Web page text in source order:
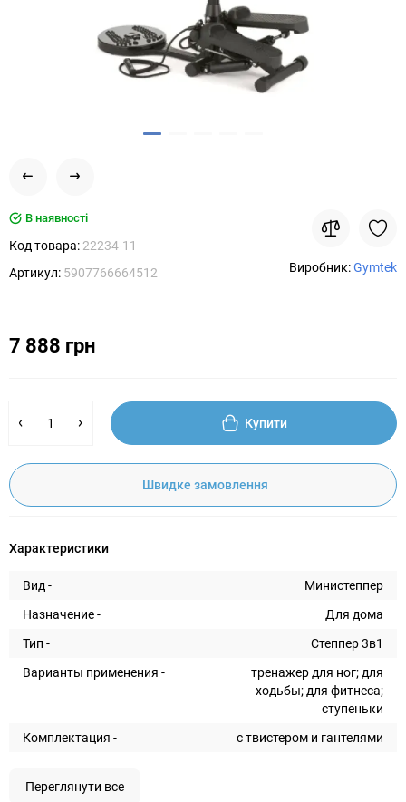
В наявності
Код товара: 22234-11
Артикул: 5907766664512 Виробник:Gymtek
7 888 грн
Купити
Швидке замовлення
Характеристики
Вид -
Министеппер
Назначение -
Для дома
Тип -
Степпер 3в1
Варианты применения -
тренажер для ног; для
ходьбы; для фитнеса;
ступеньки
Комплектация -
с твистером и гантелями
Переглянути все